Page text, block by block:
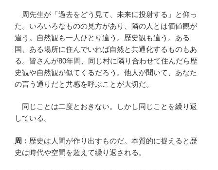
周先生が「過去をどう見て、未来に投射する」と仰っ
た。いろいろなものの見方があり、隣の人とは価値観が
違う。自然観も一人ひとり違う。歴史観も違う。ある
国、ある場所に住んでいれば自然と共通化するものもあ
る。皆さんが80年間、同じ村に隣り合わせて住んだら歴
史観や自然観が似てくるだろう。他人が聞いて、あなた
の言う通りだと共感を呼ぶことが大切だ。
同じことは二度とおきない。しかし同じことを繰り返
している。
周： 歴史は人間が作り出すものだ。本質的に捉えると歴
史は時代や空間を超えて繰り返される。